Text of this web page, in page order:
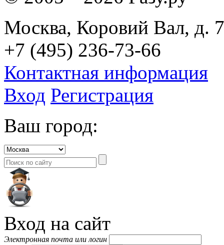
Москва, Коровий Вал, д.
+7 (495) 236-73-66
Контактная информация
Вход Регистрация
Ваш город:
Вход на сайт
Электронная почта или логин